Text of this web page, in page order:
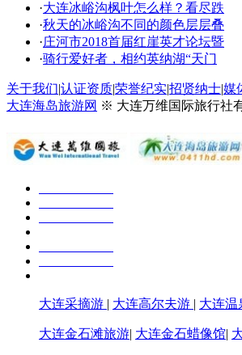
·大连冰峪沟枫叶怎么样？看尽跌
·秋天的冰峪沟不同的颜色层层叠
·庄河市2018首届红崖英才论坛暨
·骑行爱好者，相约英纳湖“天门
关于我们|认证资质|荣誉纪实|招贤纳士|媒
大连海岛旅游网 ※ 大连万维国际旅行社
大连采摘游 | 大连高尔夫游 | 大连温
大连金石滩旅游| 大连金石蜡像馆|